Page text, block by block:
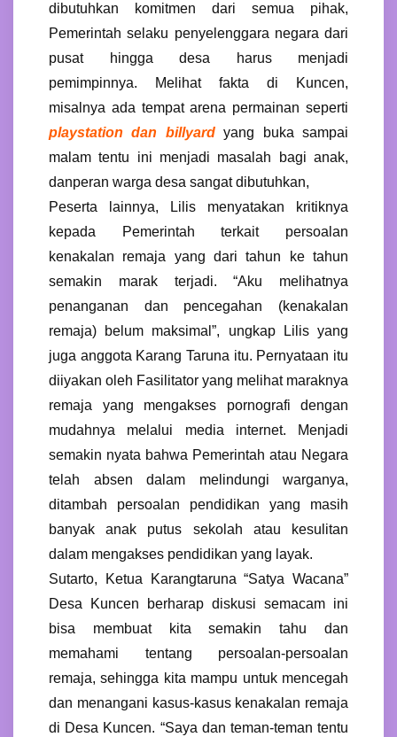
dibutuhkan komitmen dari semua pihak,
Pemerintah selaku penyelenggara negara dari
pusat hingga desa harus menjadi
pemimpinnya. Melihat fakta di Kuncen,
misalnya ada tempat arena permainan seperti
playstation dan billyardyang buka sampai
malam tentu ini menjadi masalah bagi anak,
danperan warga desa sangat dibutuhkan,
Peserta lainnya, Lilis menyatakan kritiknya
kepada Pemerintah terkait persoalan
kenakalan remaja yang dari tahun ke tahun
semakin marak terjadi. “Aku melihatnya
penanganan dan pencegahan (kenakalan
remaja) belum maksimal”, ungkap Lilis yang
juga anggota Karang Taruna itu. Pernyataan itu
diiyakan oleh Fasilitator yang melihat maraknya
remaja yang mengakses pornografi dengan
mudahnya melalui media internet. Menjadi
semakin nyata bahwa Pemerintah atau Negara
telah absen dalam melindungi warganya,
ditambah persoalan pendidikan yang masih
banyak anak putus sekolah atau kesulitan
dalam mengakses pendidikan yang layak.
Sutarto, Ketua Karangtaruna “Satya Wacana”
Desa Kuncen berharap diskusi semacam ini
bisa membuat kita semakin tahu dan
memahami tentang persoalan-persoalan
remaja, sehingga kita mampu untuk mencegah
dan menangani kasus-kasus kenakalan remaja
di Desa Kuncen. “Saya dan teman-teman tentu